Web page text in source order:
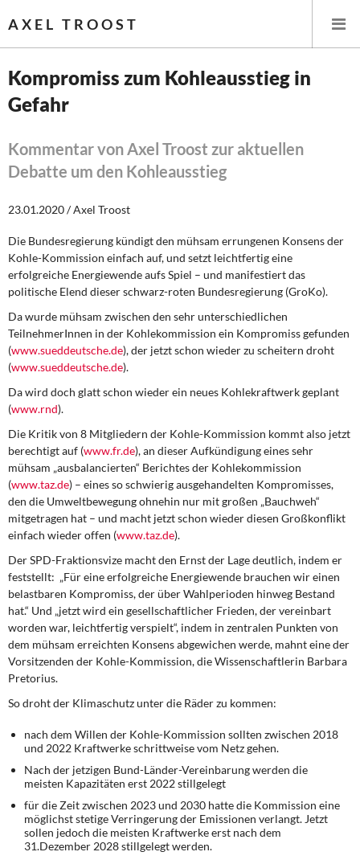
AXEL TROOST
Startseite
Themen
Leitlinien linker Wirtschafts- und Finanzpolitik
Steuer- und Finanzpolitik
Öffentliche Infrastruktur und Daseinsvorsorge
Eurokrise und Griechenland
DIE LINKE
Weitere Themen
Memo-Gruppe
Institut Solidarische Moderne
Rosa-Luxemburg-Stiftung
Über mich
Kontakt
Kompromiss zum Kohleausstieg in
Gefahr
Kommentar von Axel Troost zur aktuellen
Debatte um den Kohleausstieg
23.01.2020 / Axel Troost
Die Bundesregierung kündigt den mühsam errungenen Konsens der
Kohle-Kommission einfach auf, und setzt leichtfertig eine
erfolgreiche Energiewende aufs Spiel – und manifestiert das
politische Elend dieser schwarz-roten Bundesregierung (GroKo).
Da wurde mühsam zwischen den sehr unterschiedlichen
TeilnehmerInnen in der Kohlekommission ein Kompromiss gefunden
(www.sueddeutsche.de), der jetzt schon wieder zu scheitern droht
(www.sueddeutsche.de).
Da wird doch glatt schon wieder ein neues Kohlekraftwerk geplant
(www.rnd).
Die Kritik von 8 Mitgliedern der Kohle-Kommission kommt also jetzt
berechtigt auf (www.fr.de), an dieser Aufkündigung eines sehr
mühsam „ausbalancierten“ Berichtes der Kohlekommission
(www.taz.de) – eines so schwierig ausgehandelten Kompromisses,
den die Umweltbewegung ohnehin nur mit großen „Bauchweh“
mitgetragen hat – und macht jetzt schon wieder diesen Großkonflikt
einfach wieder offen (www.taz.de).
Der SPD-Fraktionsvize macht den Ernst der Lage deutlich, indem er
feststellt: „Für eine erfolgreiche Energiewende brauchen wir einen
belastbaren Kompromiss, der über Wahlperioden hinweg Bestand
hat.“ Und „jetzt wird ein gesellschaftlicher Frieden, der vereinbart
worden war, leichtfertig verspielt“, indem in zentralen Punkten von
dem mühsam erreichten Konsens abgewichen werde, mahnt eine der
Vorsitzenden der Kohle-Kommission, die Wissenschaftlerin Barbara
Pretorius.
So droht der Klimaschutz unter die Räder zu kommen:
nach dem Willen der Kohle-Kommission sollten zwischen 2018
und 2022 Kraftwerke schrittweise vom Netz gehen.
Nach der jetzigen Bund-Länder-Vereinbarung werden die
meisten Kapazitäten erst 2022 stillgelegt
für die Zeit zwischen 2023 und 2030 hatte die Kommission eine
möglichst stetige Verringerung der Emissionen verlangt. Jetzt
sollen jedoch die meisten Kraftwerke erst nach dem
31.Dezember 2028 stillgelegt werden.